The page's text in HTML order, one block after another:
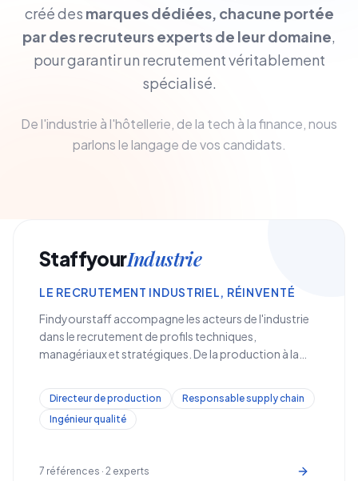
créé des marques dédiées, chacune portée
par des recruteurs experts de leur domaine,
pour garantir un recrutement véritablement
spécialisé.
De l'industrie à l'hôtellerie, de la tech à la finance, nous
parlons le langage de vos candidats.
StaffyourIndustrie
LE RECRUTEMENT INDUSTRIEL, RÉINVENTÉ
Findyourstaff accompagne les acteurs de l'industrie
dans le recrutement de profils techniques,
managériaux et stratégiques. De la production à la
<strong>R&D et la maintenance</strong>, nous
identifions les talents qui font avancer vos projets
industriels.
Directeur de production
Responsable supply chain
Ingénieur qualité
7 références · 2 experts